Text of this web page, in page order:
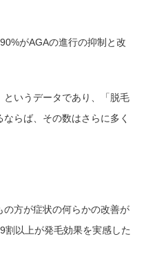
がAGAの進行の抑制と改
というデータであり、「脱毛
らば、その数はさらに多く
の方が症状の何らかの改善が
割以上が発毛効果を実感した